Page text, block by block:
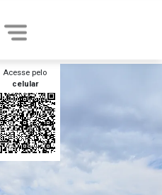
Acesse pelo
celular